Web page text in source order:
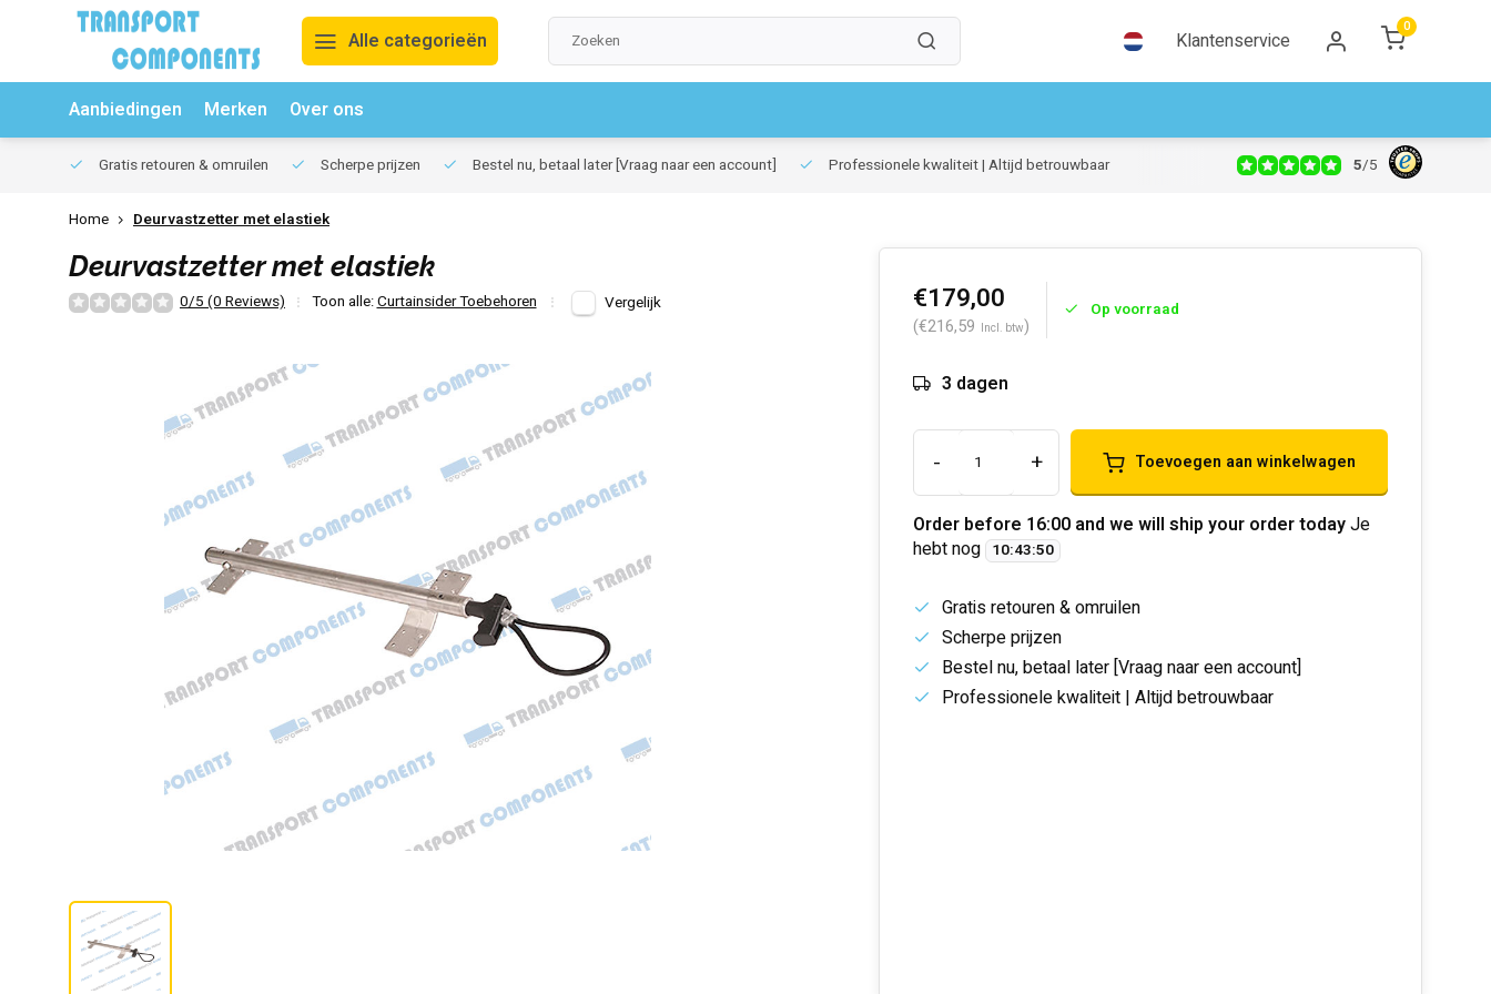
Alle categorieën Klantenservice
0
Aanbiedingen Merken Over ons
Gratis retouren & omruilen Scherpe prijzen Bestel nu, betaal later [Vraag naar een account] Professionele kwaliteit | Altijd betrouwbaar 5/5
Home Deurvastzetter met elastiek
Deurvastzetter met elastiek
0/5 (0 Reviews) Toon alle:Curtainsider Toebehoren Vergelijk €179,00
(€216,59 Incl. btw)
Op voorraad
3 dagen
- + Toevoegen aan winkelwagen
Order before 16:00 and we will ship your order todayJe
hebt nog 10:43:49
Gratis retouren & omruilen
Scherpe prijzen
Bestel nu, betaal later [Vraag naar een account]
Professionele kwaliteit | Altijd betrouwbaar